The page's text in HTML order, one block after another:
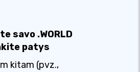
savo .WORLD
patys
kitam (pvz.,